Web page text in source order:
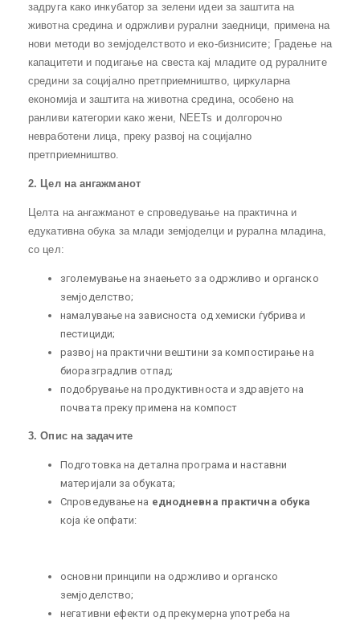
задруга како инкубатор за зелени идеи за заштита на
животна средина и одржливи рурални заедници, примена на
нови методи во земјоделството и еко-бизнисите; Градење на
капацитети и подигање на свеста кај младите од руралните
средини за социјално претприемништво, циркуларна
економија и заштита на животна средина, особено на
ранливи категории како жени, NEETs и долгорочно
невработени лица, преку развој на социјално
претприемништво.
2. Цел на ангажманот
Целта на ангажманот е спроведување на практична и
едукативна обука за млади земјоделци и рурална младина,
со цел:
зголемување на знаењето за одржливо и органско
земјоделство;
намалување на зависноста од хемиски ѓубрива и
пестициди;
развој на практични вештини за компостирање на
биоразградлив отпад;
подобрување на продуктивноста и здравјето на
почвата преку примена на компост
3. Опис на задачите
Подготовка на детална програма и наставни
материјали за обуката;
Спроведување на еднодневна практична обука
која ќе опфати:
основни принципи на одржливо и органско
земјоделство;
негативни ефекти од прекумерна употреба на